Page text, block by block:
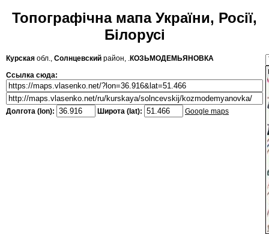
Топографічна мапа України, Росії,
Білорусі
Курская обл., Солнцевский район, .КОЗЬМОДЕМЬЯНОВКА
Ссылка сюда:
Долгота (lon): Широта (lat): Google maps